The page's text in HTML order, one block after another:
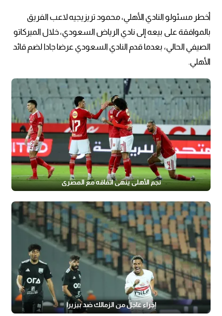
أخطر مسئولو النادي الأهلي، محمود تريزيجيه لاعب الفريق
بالموافقة على بيعه إلى نادي الرياض السعودي، خلال الميركاتو
الصيفي الحالي، بعدما قدم النادي السعودي عرضا جادا لضم قائد
الأهلي.
نجم الأهلي ينهي اتفاقه مع المصري
إجراء عاجل من الزمالك ضد بيزيرا